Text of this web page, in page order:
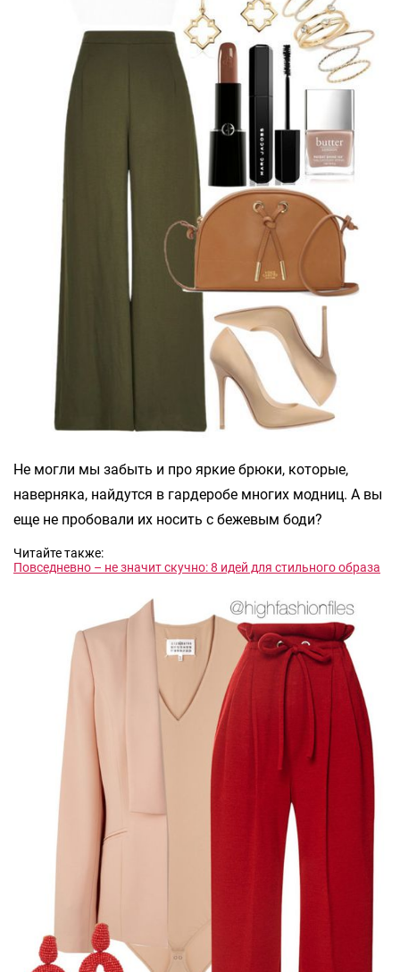
Не могли мы забыть и про яркие брюки, которые,
наверняка, найдутся в гардеробе многих модниц. А вы
еще не пробовали их носить с бежевым боди?
Читайте также:
Повседневно – не значит скучно: 8 идей для стильного образа